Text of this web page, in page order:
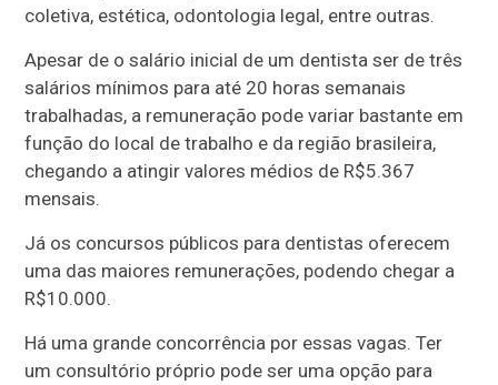
coletiva, estética, odontologia legal, entre outras.
Apesar de o salário inicial de um dentista ser de três
salários mínimos para até 20 horas semanais
trabalhadas, a remuneração pode variar bastante em
função do local de trabalho e da região brasileira,
chegando a atingir valores médios de R$5.367
mensais.
Já os concursos públicos para dentistas oferecem
uma das maiores remunerações, podendo chegar a
R$10.000.
Há uma grande concorrência por essas vagas. Ter
um consultório próprio pode ser uma opção para